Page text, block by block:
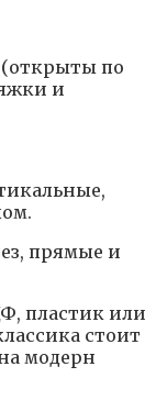
(открыты по
и
прямые и
пластик или
стоит
модерн